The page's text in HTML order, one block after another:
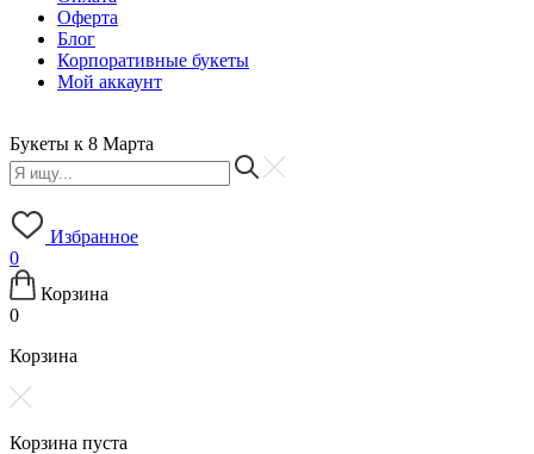
Оферта
Блог
Корпоративные букеты
Мой аккаунт
Букеты к 8 Марта
Избранное
0
Корзина
0
Корзина
Корзина пуста